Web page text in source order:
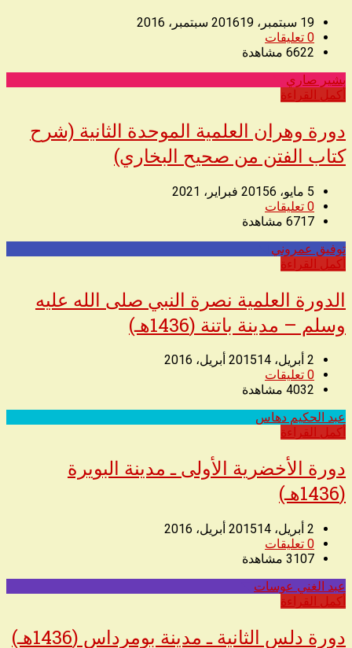
19 سبتمبر، 2016
19 سبتمبر، 2016
0 تعليقات
6622 مشاهدة
بشير صاري
أكمل القراءة
دورة وهران العلمية الموحدة الثانية (شرح
كتاب الفتن من صحيح البخاري)
5 مايو، 2015
6 فبراير، 2021
0 تعليقات
6717 مشاهدة
توفيق عمروني
أكمل القراءة
الدورة العلمية نصرة النبي صلى الله عليه
وسلم – مدينة باتنة (1436هـ)
2 أبريل، 2015
14 أبريل، 2016
0 تعليقات
4032 مشاهدة
عبد الحكيم دهاس
أكمل القراءة
دورة الأخضرية الأولى ـ مدينة البويرة
(1436هـ)
2 أبريل، 2015
14 أبريل، 2016
0 تعليقات
3107 مشاهدة
عبد الغني عوسات
أكمل القراءة
دورة دلس الثانية ـ مدينة بومرداس (1436هـ)